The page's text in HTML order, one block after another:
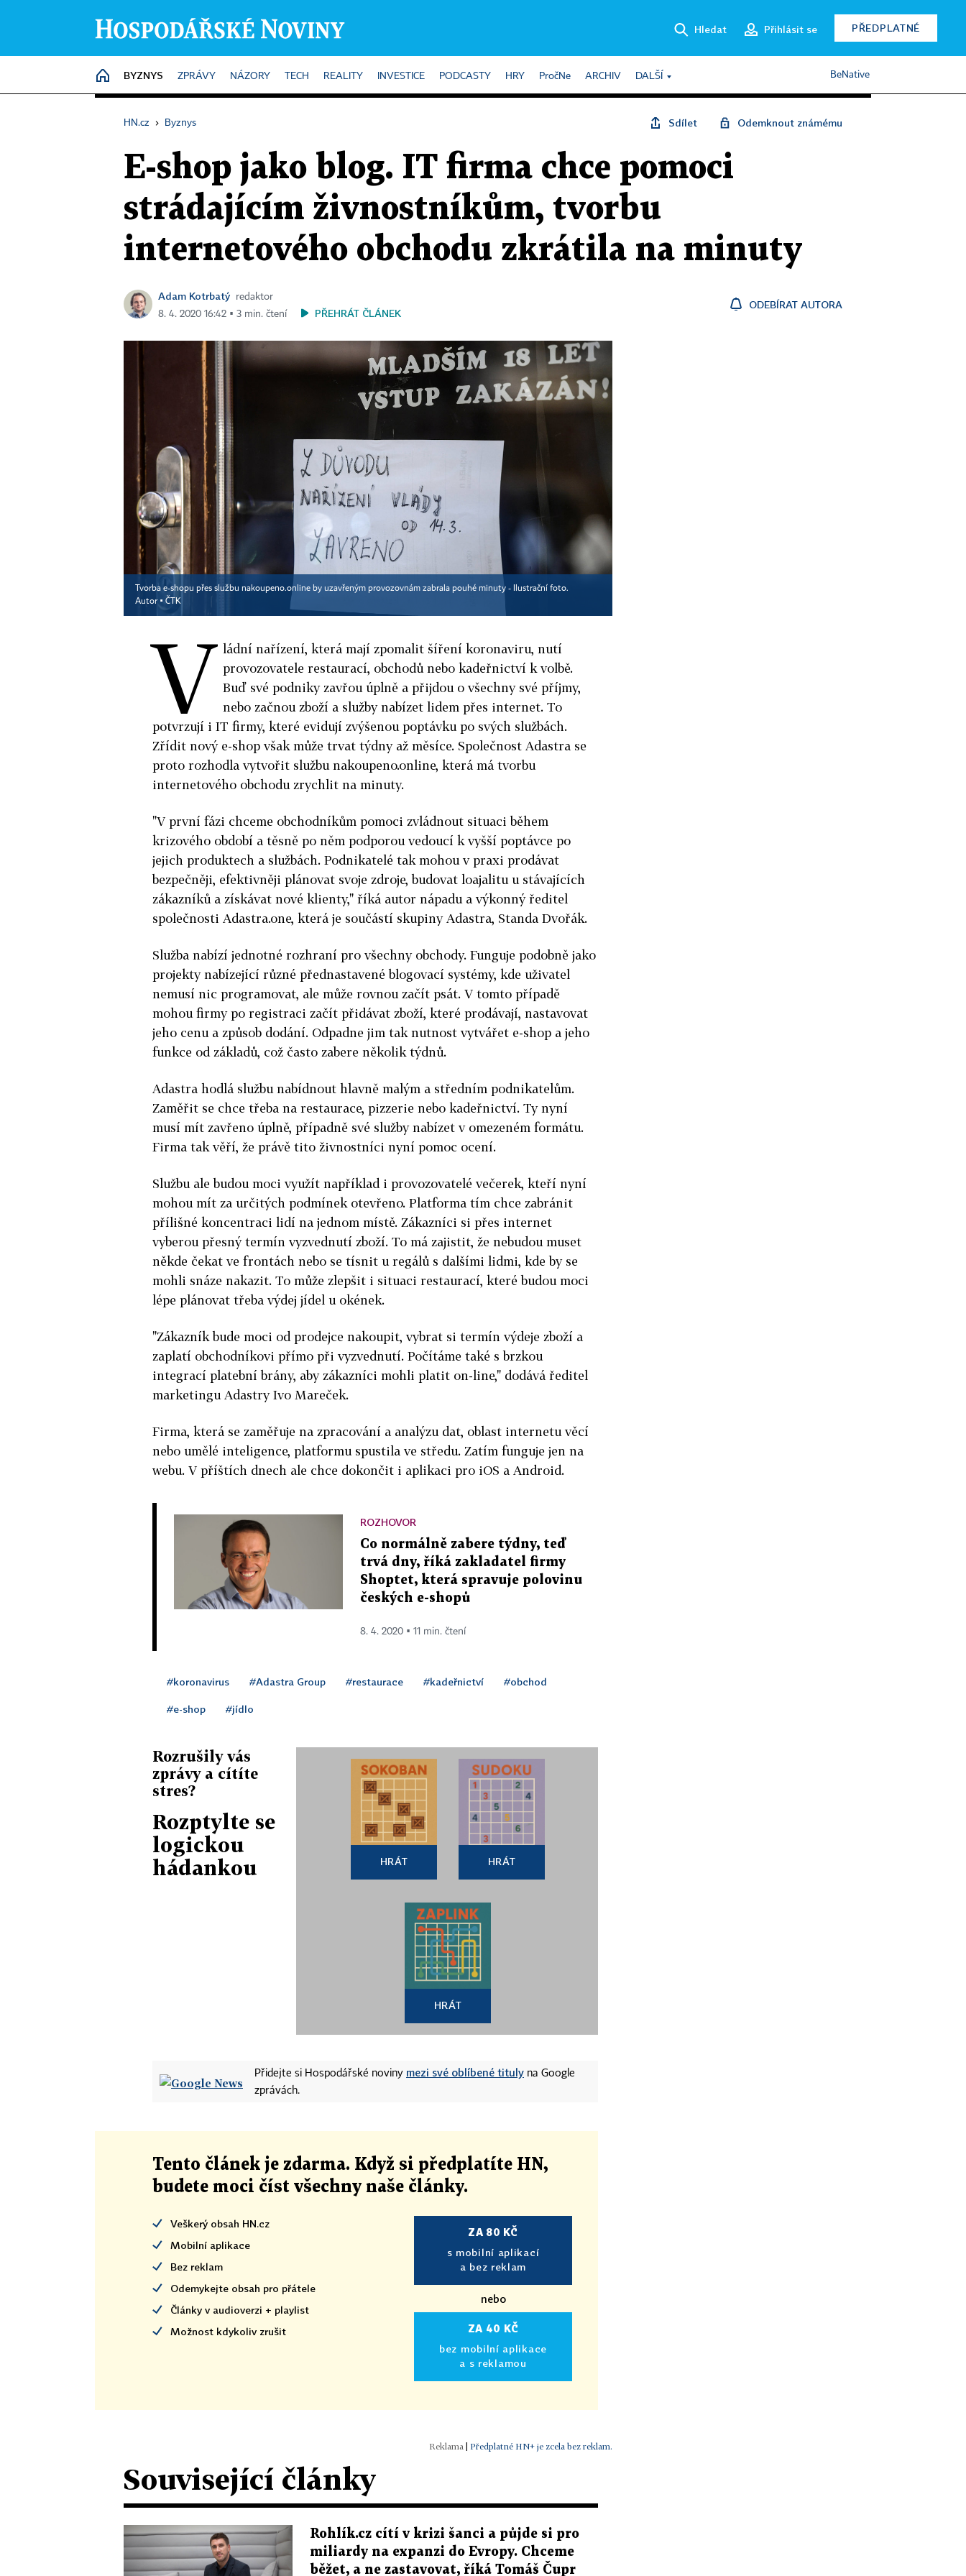
Hledat Přihlásit se PŘEDPLATNÉ
HOME
BYZNYS ZPRÁVY NÁZORY TECH REALITY INVESTICE PODCASTY HRY PročNe ARCHIV DALŠÍ BeNative
HN.cz › Byznys Sdílet Odemknout známému
E-shop jako blog. IT firma chce pomoci
strádajícím živnostníkům, tvorbu
internetového obchodu zkrátila na minuty
Adam Kotrbatý
redaktor
8. 4. 2020 16:42 ▪ 3 min. čtení
PŘEHRÁT ČLÁNEK
ODEBÍRAT AUTORA
Tvorba e-shopu přes službu nakoupeno.online by uzavřeným provozovnám zabrala pouhé minuty - Ilustrační foto.
Autor ▪ ČTK
V ládní nařízení, která mají zpomalit šíření koronaviru, nutí
provozovatele restaurací, obchodů nebo kadeřnictví k volbě.
Buď své podniky zavřou úplně a přijdou o všechny své příjmy,
nebo začnou zboží a služby nabízet lidem přes internet. To
potvrzují i IT firmy, které evidují zvýšenou poptávku po svých službách.
Zřídit nový e-shop však může trvat týdny až měsíce. Společnost Adastra se
proto rozhodla vytvořit službu nakoupeno.online, která má tvorbu
internetového obchodu zrychlit na minuty.
"V první fázi chceme obchodníkům pomoci zvládnout situaci během
krizového období a těsně po něm podporou vedoucí k vyšší poptávce po
jejich produktech a službách. Podnikatelé tak mohou v praxi prodávat
bezpečněji, efektivněji plánovat svoje zdroje, budovat loajalitu u stávajících
zákazníků a získávat nové klienty," říká autor nápadu a výkonný ředitel
společnosti Adastra.one, která je součástí skupiny Adastra, Standa Dvořák.
Služba nabízí jednotné rozhraní pro všechny obchody. Funguje podobně jako
projekty nabízející různé přednastavené blogovací systémy, kde uživatel
nemusí nic programovat, ale může rovnou začít psát. V tomto případě
mohou firmy po registraci začít přidávat zboží, které prodávají, nastavovat
jeho cenu a způsob dodání. Odpadne jim tak nutnost vytvářet e-shop a jeho
funkce od základů, což často zabere několik týdnů.
Adastra hodlá službu nabídnout hlavně malým a středním podnikatelům.
Zaměřit se chce třeba na restaurace, pizzerie nebo kadeřnictví. Ty nyní
musí mít zavřeno úplně, případně své služby nabízet v omezeném formátu.
Firma tak věří, že právě tito živnostníci nyní pomoc ocení.
Službu ale budou moci využít například i provozovatelé večerek, kteří nyní
mohou mít za určitých podmínek otevřeno. Platforma tím chce zabránit
přílišné koncentraci lidí na jednom místě. Zákazníci si přes internet
vyberou přesný termín vyzvednutí zboží. To má zajistit, že nebudou muset
někde čekat ve frontách nebo se tísnit u regálů s dalšími lidmi, kde by se
mohli snáze nakazit. To může zlepšit i situaci restaurací, které budou moci
lépe plánovat třeba výdej jídel u okének.
"Zákazník bude moci od prodejce nakoupit, vybrat si termín výdeje zboží a
zaplatí obchodníkovi přímo při vyzvednutí. Počítáme také s brzkou
integrací platební brány, aby zákazníci mohli platit on-line," dodává ředitel
marketingu Adastry Ivo Mareček.
Firma, která se zaměřuje na zpracování a analýzu dat, oblast internetu věcí
nebo umělé inteligence, platformu spustila ve středu. Zatím funguje jen na
webu. V příštích dnech ale chce dokončit i aplikaci pro iOS a Android.
ROZHOVOR
Co normálně zabere týdny, teď
trvá dny, říká zakladatel firmy
Shoptet, která spravuje polovinu
českých e-shopů
8. 4. 2020 ▪ 11 min. čtení
#koronavirus #Adastra Group #restaurace #kadeřnictví #obchod
#e-shop #jídlo
Rozrušily vás
zprávy a cítíte
stres?
Rozptylte se
logickou
hádankou
HRÁT HRÁT
HRÁT
Přidejte si Hospodářské noviny mezi své oblíbené tituly na Google
zprávách.
Tento článek je zdarma. Když si předplatíte HN,
budete moci číst všechny naše články.
Veškerý obsah HN.cz
Mobilní aplikace
Bez reklam
Odemykejte obsah pro přátele
Články v audioverzi + playlist
Možnost kdykoliv zrušit
ZA 80 KČ
s mobilní aplikací
a bez reklam
nebo
ZA 40 KČ
bez mobilní aplikace
a s reklamou
| Předplatné HN+ je zcela bez reklam.
Související články
Rohlík.cz cítí v krizi šanci a půjde si pro
miliardy na expanzi do Evropy. Chceme
běžet, a ne zastavovat, říká Tomáš Čupr